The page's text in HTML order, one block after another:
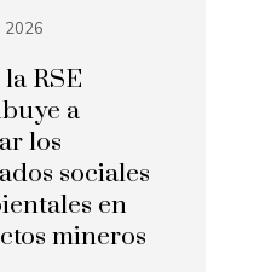
2026
RSE
a
los
sociales
en
mineros